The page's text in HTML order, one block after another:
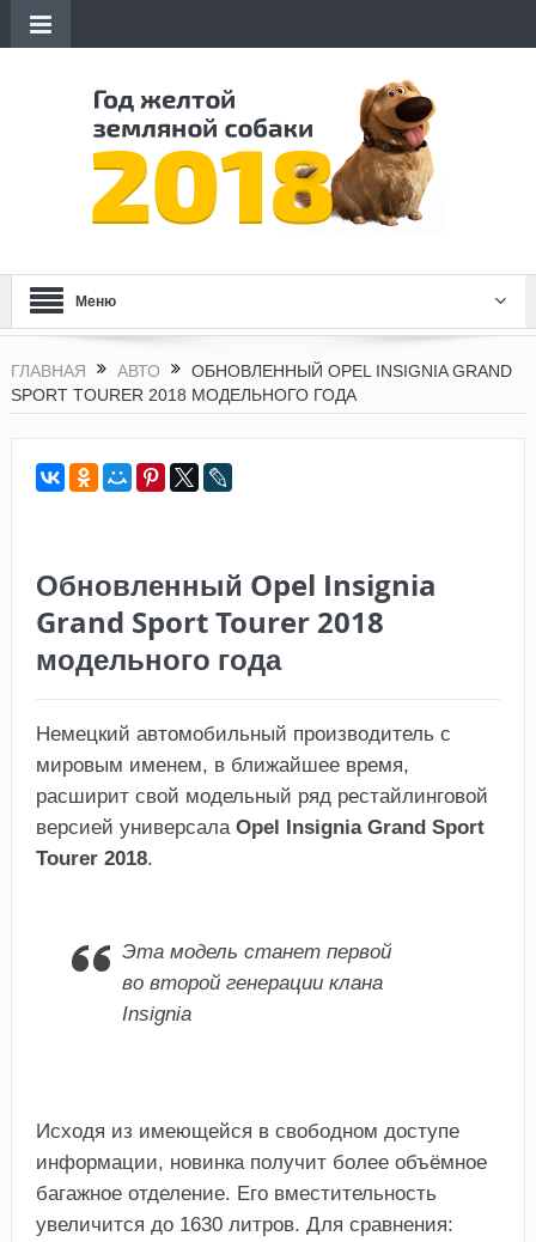
Меню
ГЛАВНАЯ АВТО
ОБНОВЛЕННЫЙ OPEL INSIGNIA GRAND
SPORT TOURER 2018 МОДЕЛЬНОГО ГОДА
Обновленный Opel Insignia
Grand Sport Tourer 2018
модельного года
Немецкий автомобильный производитель с
мировым именем, в ближайшее время,
расширит свой модельный ряд рестайлинговой
версией универсала Opel Insignia Grand Sport
Tourer 2018.
Эта модель станет первой
во второй генерации клана
Insignia
Исходя из имеющейся в свободном доступе
информации, новинка получит более объёмное
багажное отделение. Его вместительность
увеличится до 1630 литров. Для сравнения: